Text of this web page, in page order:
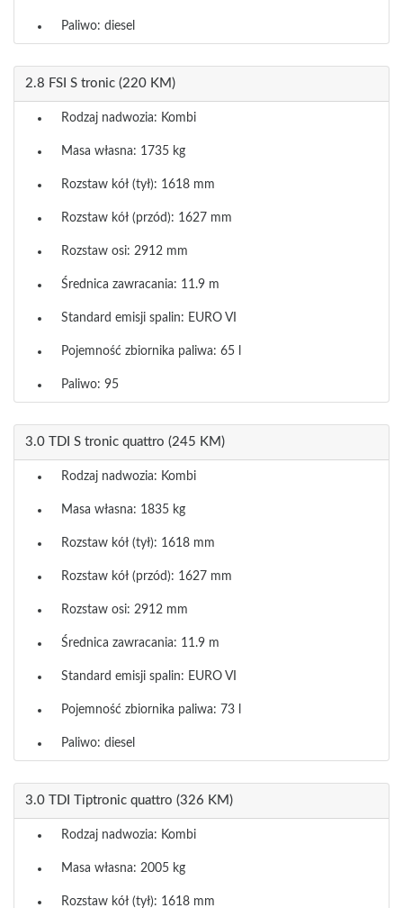
Paliwo: diesel
2.8 FSI S tronic (220 KM)
Rodzaj nadwozia: Kombi
Masa własna: 1735 kg
Rozstaw kół (tył): 1618 mm
Rozstaw kół (przód): 1627 mm
Rozstaw osi: 2912 mm
Średnica zawracania: 11.9 m
Standard emisji spalin: EURO VI
Pojemność zbiornika paliwa: 65 l
Paliwo: 95
3.0 TDI S tronic quattro (245 KM)
Rodzaj nadwozia: Kombi
Masa własna: 1835 kg
Rozstaw kół (tył): 1618 mm
Rozstaw kół (przód): 1627 mm
Rozstaw osi: 2912 mm
Średnica zawracania: 11.9 m
Standard emisji spalin: EURO VI
Pojemność zbiornika paliwa: 73 l
Paliwo: diesel
3.0 TDI Tiptronic quattro (326 KM)
Rodzaj nadwozia: Kombi
Masa własna: 2005 kg
Rozstaw kół (tył): 1618 mm